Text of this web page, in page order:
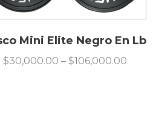
Mini Elite Negro En Lb
$30,000.00 – $106,000.00